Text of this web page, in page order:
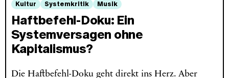
Kultur Systemkritik Musik
Haftbefehl-Doku: Ein
Systemversagen ohne
Kapitalismus?
Die Haftbefehl-Doku geht direkt ins Herz. Aber